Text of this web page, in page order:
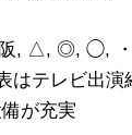
, △, ◎, ◯, ・
はテレビ出演
が充実